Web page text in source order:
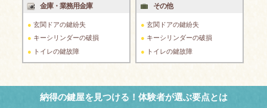
金庫・業務用金庫
玄関ドアの鍵紛失
キーシリンダーの破損
トイレの鍵故障
その他
玄関ドアの鍵紛失
キーシリンダーの破損
トイレの鍵故障
納得の鍵屋を見つける！体験者が選ぶ要点とは